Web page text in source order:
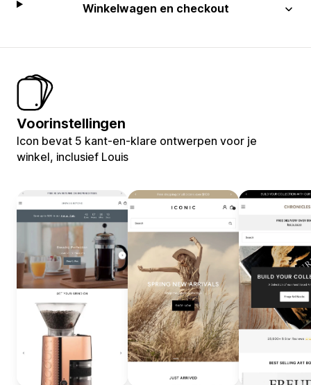
Winkelwagen en checkout
Voorinstellingen
Icon bevat 5 kant-en-klare ontwerpen voor je
winkel, inclusief Louis